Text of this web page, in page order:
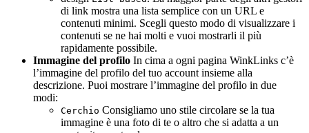
di link mostra una lista semplice con un URL e
contenuti minimi. Scegli questo modo di visualizzare i
contenuti se ne hai molti e vuoi mostrarli il più
rapidamente possibile.
Immagine del profilo In cima a ogni pagina WinkLinks c’è
l’immagine del profilo del tuo account insieme alla
descrizione. Puoi mostrare l’immagine del profilo in due
modi:
Cerchio Consigliamo uno stile circolare se la tua
immagine è una foto di te o altro che si adatta a un